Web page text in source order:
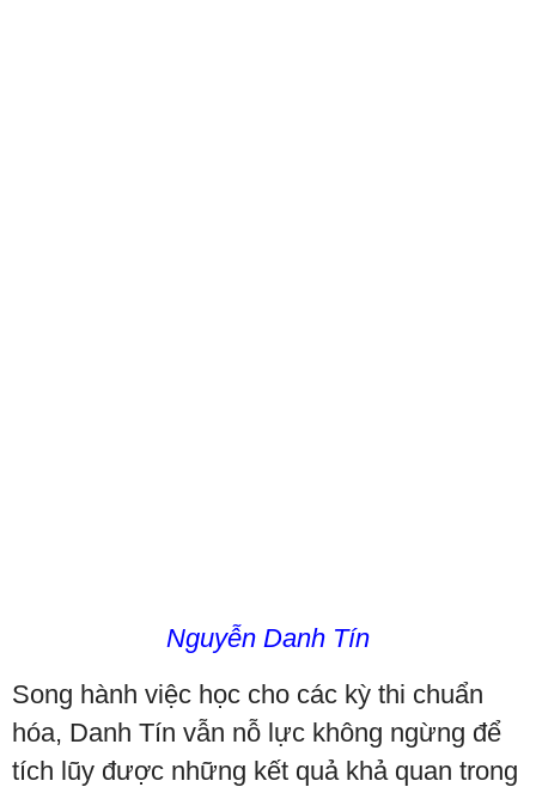
Nguyễn Danh Tín
Song hành việc học cho các kỳ thi chuẩn
hóa, Danh Tín vẫn nỗ lực không ngừng để
tích lũy được những kết quả khả quan trong